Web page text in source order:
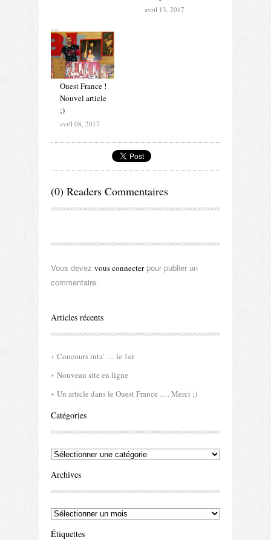
avril 13, 2017
Ouest France !
Nouvel article
;)
avril 08, 2017
(0) Readers Commentaires
Vous devez vous connecterpour publier un
commentaire.
Articles récents
Concours inta’ … le 1er
Nouveau site en ligne
Un article dans le Ouest France …. Merci ;)
Catégories
Catégories
Archives
Archives
Étiquettes